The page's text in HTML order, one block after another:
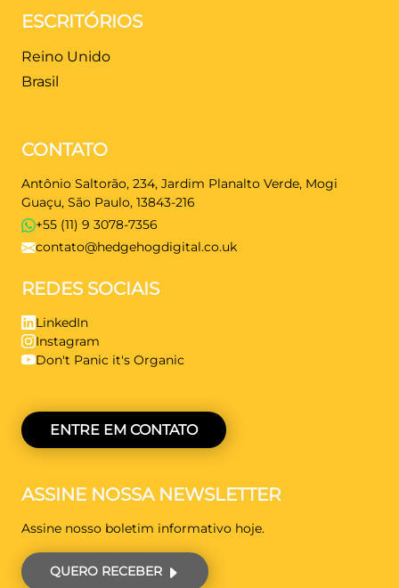
ESCRITÓRIOS
Reino Unido
Brasil
CONTATO
Antônio Saltorão, 234, Jardim Planalto Verde, Mogi
Guaçu, São Paulo, 13843-216
+55 (11) 9 3078-7356
contato@hedgehogdigital.co.uk
REDES SOCIAIS
LinkedIn
Instagram
Don't Panic it's Organic
ENTRE EM CONTATO
ASSINE NOSSA NEWSLETTER
Assine nosso boletim informativo hoje.
QUERO RECEBER